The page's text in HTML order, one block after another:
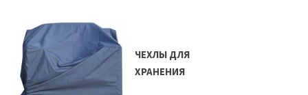
ЧЕХЛЫ ДЛЯ
ХРАНЕНИЯ